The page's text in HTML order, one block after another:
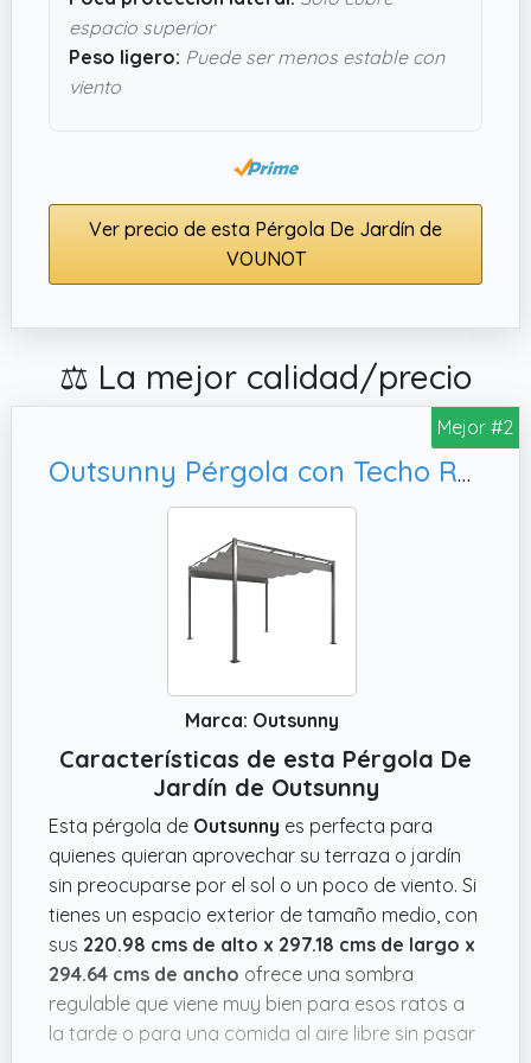
espacio superior
Peso ligero: Puede ser menos estable con
viento
Ver precio de esta Pérgola De Jardín de
VOUNOT
⚖️ La mejor calidad/precio
Mejor #2
Outsunny Pérgola con Techo Retráctil Pérgola de 3x3 m Cenador de Pared o Independiente con Cierre Magnético Protección UV30+ Pabellón para Jardín Patio Terraza Exterior Gris
Marca: Outsunny
Características de esta Pérgola De
Jardín de Outsunny
Esta pérgola de Outsunny es perfecta para
quienes quieran aprovechar su terraza o jardín
sin preocuparse por el sol o un poco de viento. Si
tienes un espacio exterior de tamaño medio, con
sus 220.98 cms de alto x 297.18 cms de largo x
294.64 cms de ancho ofrece una sombra
regulable que viene muy bien para esos ratos a
la tarde o para una comida al aire libre sin pasar